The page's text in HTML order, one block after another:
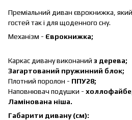
Преміальний диван єврокнижка,
гостей так і для щоденного сну.
Механізм - Єврокнижка;
Каркас дивану виконаний з дерева;
Загартований пружинний блок;
Плотний поролон - ППУ28;
Наповнювач подушки -
Ламінована ніша.
Габарити дивану (см):